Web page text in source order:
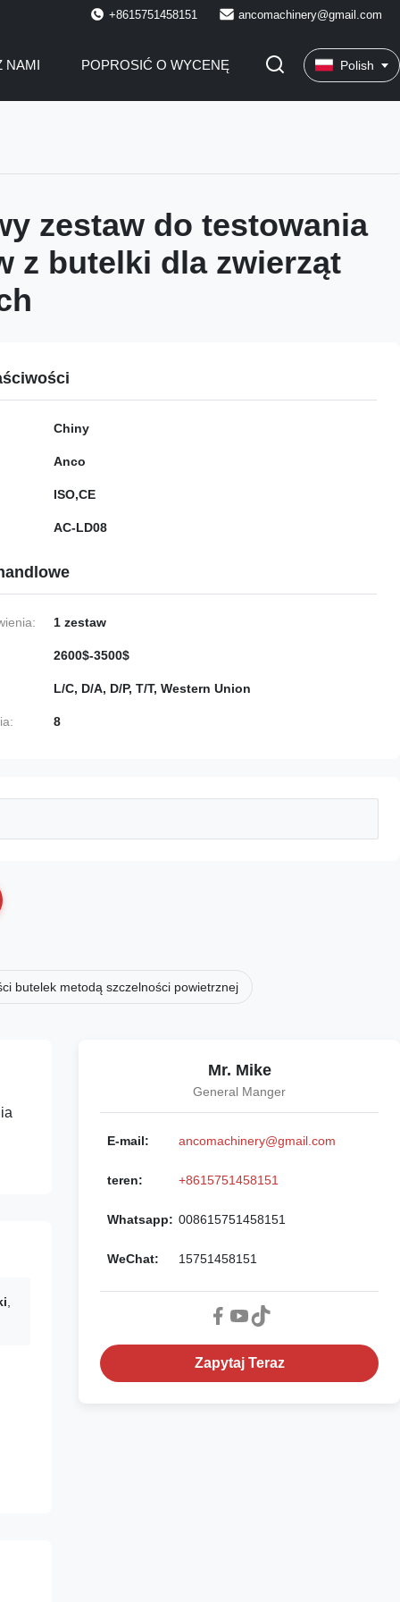
+8615751458151 ancomachinery@gmail.com
NAMI POPROSIĆ O WYCENĘ Polish
zestaw do testowania
z butelki dla zwierząt
Chiny
Anco
ISO,CE
AC-LD08
1 zestaw
2600$-3500$
L/C, D/A, D/P, T/T, Western Union
8
butelek metodą szczelności powietrznej
Mr. Mike
General Manger
E-mail: ancomachinery@gmail.com
teren: +8615751458151
Whatsapp: 008615751458151
WeChat: 15751458151
Zapytaj Teraz